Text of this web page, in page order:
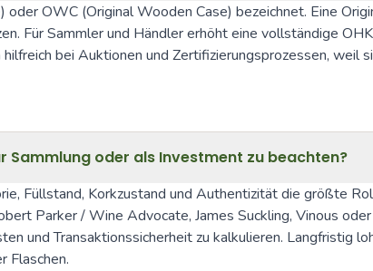
OWC (Original Wooden Case) bezeichnet. Eine
Für Sammler und Händler erhöht eine vollständige
bei Auktionen und Zertifizierungsprozessen, weil
Sammlung oder als Investment zu beachten?
Füllstand, Korkzustand und Authentizität die größte
Parker / Wine Advocate, James Suckling, Vinous
und Transaktionssicherheit zu kalkulieren. Langfristig
Flaschen.